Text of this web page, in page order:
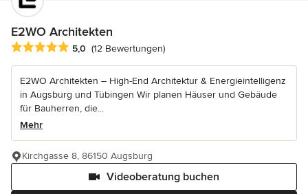
E2WO Architekten
Durchschnittliche Bewertung: 5 von 5 Sternen
5,0 (12 Bewertungen)
E2WO Architekten – High-End Architektur & Energieintelligenz
in Augsburg und Tübingen Wir planen Häuser und Gebäude
für Bauherren, die...
Mehr
Videoberatung buchen
Kirchgasse 8, 86150 Augsburg